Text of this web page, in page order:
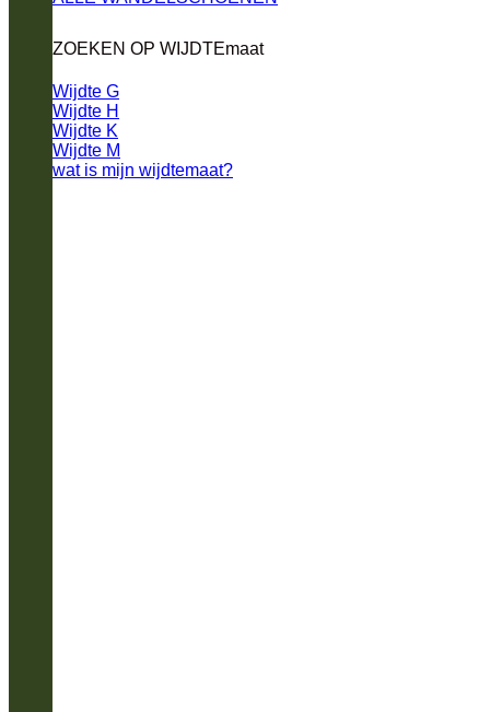
ZOEKEN OP WIJDTEmaat
Wijdte G
Wijdte H
Wijdte K
Wijdte M
wat is mijn wijdtemaat?